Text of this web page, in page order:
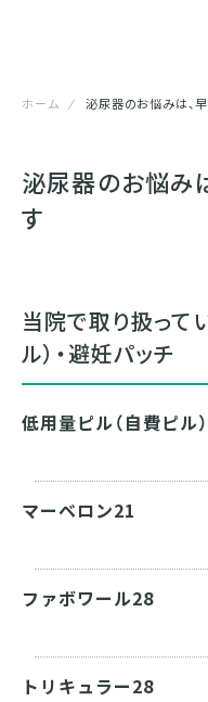
ホーム 泌尿器のお悩みは、
泌尿器のお悩み
す
当院で取り扱って
ル）・避妊パッチ
低用量ピル（自費ピル）
マーベロン21
ファボワール28
トリキュラー28